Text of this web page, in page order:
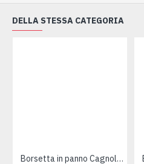
DELLA STESSA CATEGORIA
Borsetta in panno Cagnolino arancio PROMO